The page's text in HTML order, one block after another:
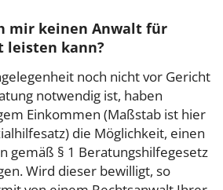
mir keinen Anwalt für
leisten kann?
noch nicht vor Gericht
notwendig ist, haben
Einkommen (Maßstab ist hier
die Möglichkeit, einen
gemäß § 1 Beratungshilfegesetz
Wird dieser bewilligt, so